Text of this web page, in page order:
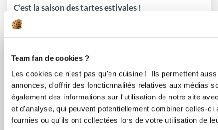
Team fan de cookies ?
Les cookies ce n'est pas qu'en cuisine ! Ils permettent
annonces, d'offrir des fonctionnalités relatives aux médias
également des informations sur l'utilisation de notre site
et d'analyse, qui peuvent potentiellement combiner celles-
fournies ou qu'ils ont collectées lors de votre utilisation de
C’est la saison des tartes estivales !